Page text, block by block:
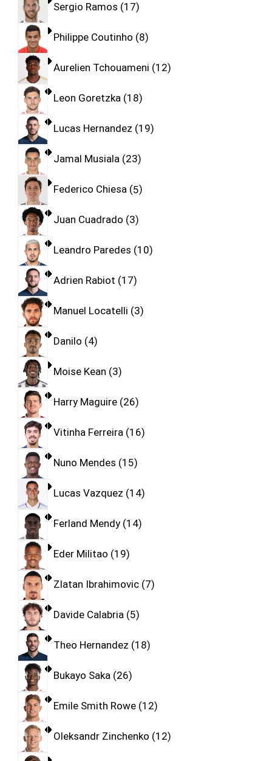
Sergio Ramos 17
Philippe Coutinho 8
Aurelien Tchouameni 12
Leon Goretzka 18
Lucas Hernandez 19
Jamal Musiala 23
Federico Chiesa 5
Juan Cuadrado 3
Leandro Paredes 10
Adrien Rabiot 17
Manuel Locatelli 3
Danilo 4
Moise Kean 3
Harry Maguire 26
Vitinha Ferreira 16
Nuno Mendes 15
Lucas Vazquez 14
Ferland Mendy 14
Eder Militao 19
Zlatan Ibrahimovic 7
Davide Calabria 5
Theo Hernandez 18
Bukayo Saka 26
Emile Smith Rowe 12
Oleksandr Zinchenko 12